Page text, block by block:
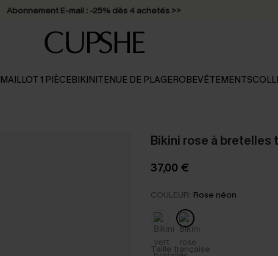
Abonnement E-mail : -25% dès 4 achetés >>
MAILLOT 1 PIÈCEBIKINITENUE DE PLAGEROBEVÊTEMENTS
Bikini rose à bretelles
37,00 €
COULEUR: Rose néon
Taille française